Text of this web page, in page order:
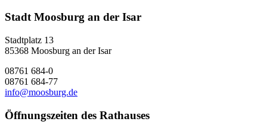
Stadt Moosburg an der Isar
Stadtplatz 13
85368 Moosburg an der Isar
08761 684-0
08761 684-77
info@moosburg.de
Öffnungszeiten des Rathauses